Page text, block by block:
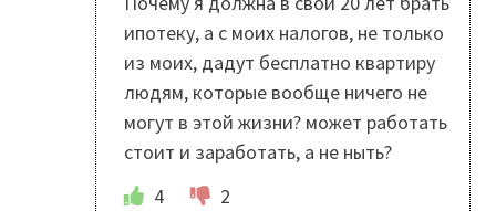
ипотеку, а с моих налогов, не только
из моих, дадут бесплатно квартиру
людям, которые вообще ничего не
могут в этой жизни? может работать
стоит и заработать, а не ныть?
4
2